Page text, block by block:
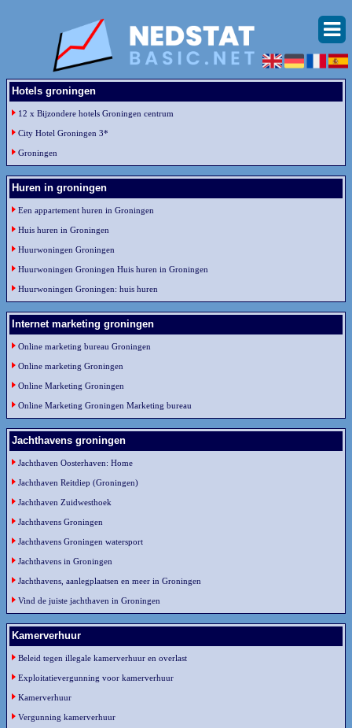
Hotels groningen
12 x Bijzondere hotels Groningen centrum
City Hotel Groningen 3*
Groningen
Huren in groningen
Een appartement huren in Groningen
Huis huren in Groningen
Huurwoningen Groningen
Huurwoningen Groningen Huis huren in Groningen
Huurwoningen Groningen: huis huren
Internet marketing groningen
Online marketing bureau Groningen
Online marketing Groningen
Online Marketing Groningen
Online Marketing Groningen Marketing bureau
Jachthavens groningen
Jachthaven Oosterhaven: Home
Jachthaven Reitdiep (Groningen)
Jachthaven Zuidwesthoek
Jachthavens Groningen
Jachthavens Groningen watersport
Jachthavens in Groningen
Jachthavens, aanlegplaatsen en meer in Groningen
Vind de juiste jachthaven in Groningen
Kamerverhuur
Beleid tegen illegale kamerverhuur en overlast
Exploitatievergunning voor kamerverhuur
Kamerverhuur
Vergunning kamerverhuur